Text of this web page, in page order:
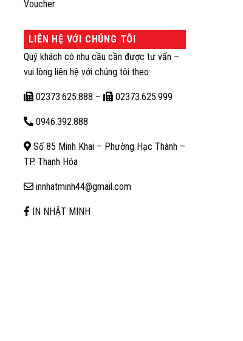
Voucher
LIÊN HỆ VỚI CHÚNG TÔI
Quý khách có nhu cầu cần được tư vấn –
vui lòng liên hệ với chúng tôi theo:
02373.625.888 – 02373.625.999
0946.392.888
Số 85 Minh Khai – Phường Hạc Thành –
TP. Thanh Hóa
innhatminh44@gmail.com
IN NHẬT MINH